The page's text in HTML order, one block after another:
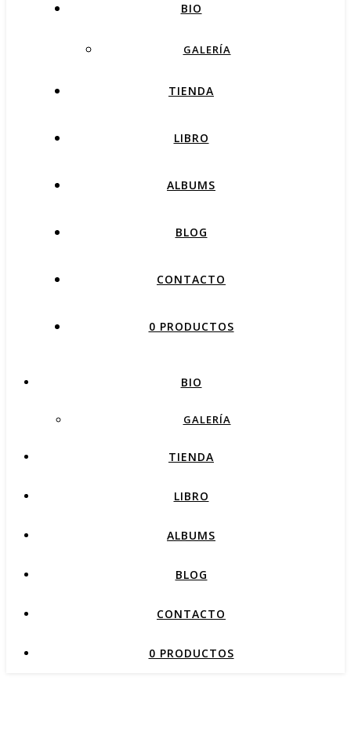
BIO
GALERÍA
TIENDA
LIBRO
ALBUMS
BLOG
CONTACTO
0 PRODUCTOS
BIO
GALERÍA
TIENDA
LIBRO
ALBUMS
BLOG
CONTACTO
0 PRODUCTOS